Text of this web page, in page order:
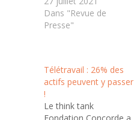
cancérogène de
l'exposition
risque qui concerne
près de 100.000
personnes, des
soignants au personnel
Dans "Revue de
Presse"
Télétravail : 26% des
actifs peuvent y passer
!
Le think tank